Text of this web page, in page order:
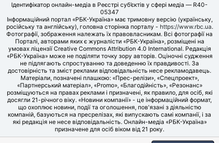
Ідентифікатор онлайн-медіа в Реєстрі суб’єктів у сфері медіа — R40-
05347
Інформаційний портал «РБК-Україна» має тримовну версію (українську,
російську та англійську), головна сторінка порталу - https://www.rbc.ua.
Фотографії, зображення належать їх правовласникам. Всі фотографії на
Порталі, авторами яких є журналісти «РБК-Україна», розміщені на
умовах ліцензії Creative Commons Attribution 4.0 International. Редакція
«РБК-Україна» може не поділяти точку зору авторів. Оціночні судження
не підлягають спростуванню та доведенню їх правдивості. За
достовірність та зміст реклами відповідальність несе рекламодавець.
Матеріали, позначені плашкою: «Прес-релізи», «Спецпроект»,
«Партнерський матеріал», «Promo», «Благодійність», «Резонанс»
розміщуються на правах реклами і призначені, як правило, для осіб, які
досягли 21-річного віку. «Новини компанії» - це інформаційний формат,
що охоплює новини, події та оголошення, пов'язані з діяльністю
компаній, базуються на пресрелізах, які випускають самі компанії, і за
які редакція не несе відповідальність. Онлайн-медіа «РБК-Україна»
призначене для осіб віком від 21 року.